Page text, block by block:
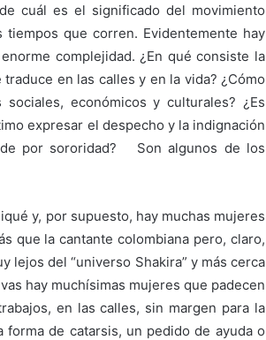
cuál es el significado del movimiento
que corren. Evidentemente hay
complejidad. ¿En qué consiste la
en las calles y en la vida? ¿Cómo
económicos y culturales? ¿Es
expresar el despecho y la indignación
por sororidad? Son algunos de los
y, por supuesto, hay muchas mujeres
que la cantante colombiana pero, claro,
lejos del “universo Shakira” y más cerca
hay muchísimas mujeres que padecen
en las calles, sin margen para la
de catarsis, un pedido de ayuda o